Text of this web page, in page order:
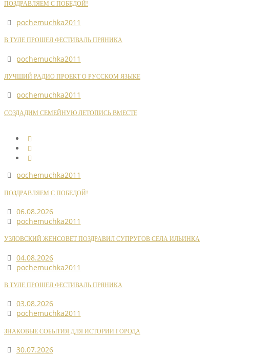
ПОЗДРАВЛЯЕМ С ПОБЕДОЙ!
pochemuchka2011
В ТУЛЕ ПРОШЕЛ ФЕСТИВАЛЬ ПРЯНИКА
pochemuchka2011
ЛУЧШИЙ РАДИО ПРОЕКТ О РУССКОМ ЯЗЫКЕ
pochemuchka2011
СОЗДАДИМ СЕМЕЙНУЮ ЛЕТОПИСЬ ВМЕСТЕ
pochemuchka2011
ПОЗДРАВЛЯЕМ С ПОБЕДОЙ!
06.08.2026
pochemuchka2011
УЗЛОВСКИЙ ЖЕНСОВЕТ ПОЗДРАВИЛ СУПРУГОВ СЕЛА ИЛЬИНКА
04.08.2026
pochemuchka2011
В ТУЛЕ ПРОШЕЛ ФЕСТИВАЛЬ ПРЯНИКА
03.08.2026
pochemuchka2011
ЗНАКОВЫЕ СОБЫТИЯ ДЛЯ ИСТОРИИ ГОРОДА
30.07.2026